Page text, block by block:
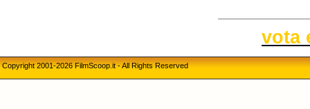
vota
Copyright 2001-2026 FilmScoop.it - All Rights Reserved